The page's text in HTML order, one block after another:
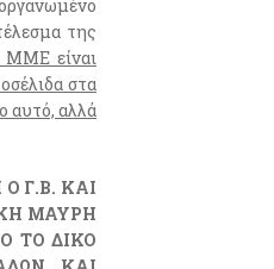
της
ΜΜΕ είναι
στα
αυτό, αλλά
Γ.Β. ΚΑΙ
ΜΑΥΡΗ
ΤΟ ΔΙΚΟ